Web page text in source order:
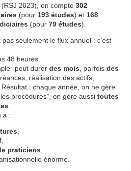
2023), on compte 302
(pour 193 études) et 168
(pour 79 études).
seulement le flux annuel : c’est
48 heures.
peut durer des mois , parfois des
réalisation des actifs,
: chaque année, on ne gère
procédures”, on gère aussi toutes
a :
praticiens
énorme.